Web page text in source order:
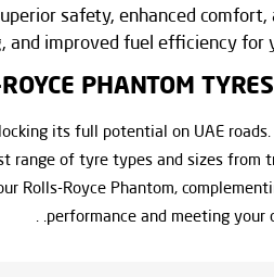
safety, enhanced comfort,
improved fuel efficiency for
PHANTOM
its full potential on UAE
range of tyre types and sizes from
Rolls-Royce Phantom,
performance and meeting your